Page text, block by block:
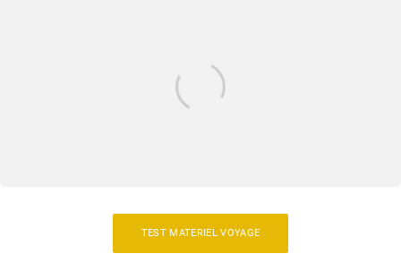
Matériel
TEST MATERIEL VOYAGE